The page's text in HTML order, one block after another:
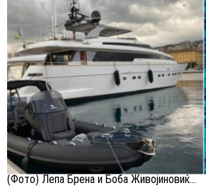
(Фото) Лепа Брена и Боба Живојиновиќ...